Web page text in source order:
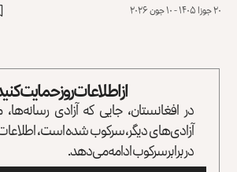
۲۰ جوزا ۱۴۰۵ - ۱۰ جون ۲۰۲۶
از اطلاعات روز حمایت
در افغانستان، جایی که آزادی رسانه‌ها،
آزادی‌های دیگر، سرکوب شده است، اطلاعات
در برابر سرکوب ادامه می‌دهد.